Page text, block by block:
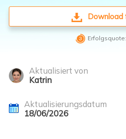
Download

Aktualisiert von
Katrin
Aktualisierungsdatum
18/06/2026